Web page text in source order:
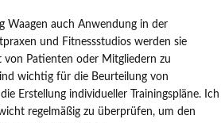
Waagen auch Anwendung in der
und Fitnessstudios werden sie
Patienten oder Mitgliedern zu
wichtig für die Beurteilung von
Erstellung individueller Trainingspläne. Ich
regelmäßig zu überprüfen, um den